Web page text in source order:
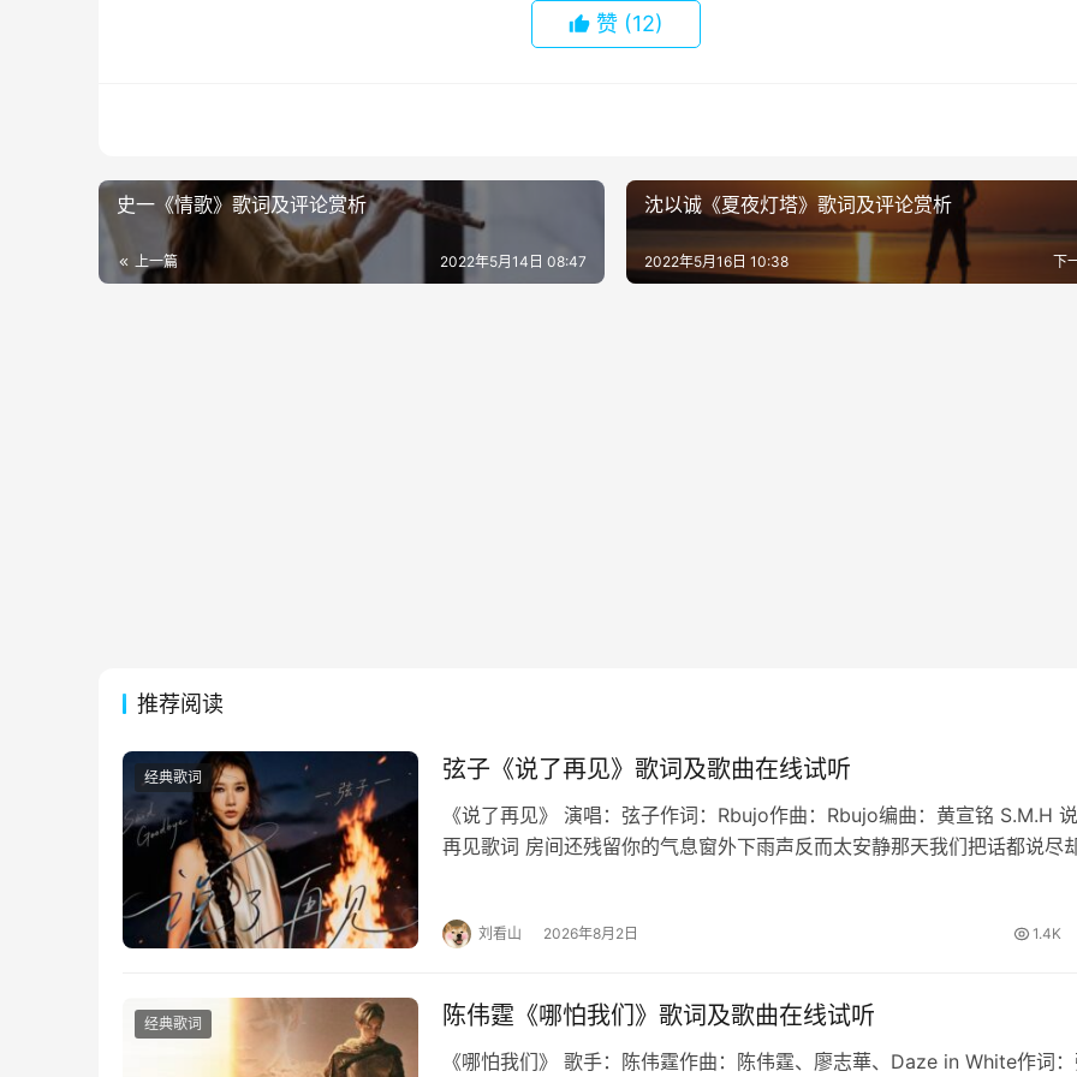
赞 (12)
史一《情歌》歌词及评论赏析
上一篇 2022年5月14日 08:47
沈以诚《夏夜灯塔》歌词及评论赏析
下
2022年5月16日 10:38
推荐阅读
经典歌词 弦子《说了再见》歌词及歌曲在线试听
《说了再见》 演唱：弦子作词：Rbujo作曲：Rbujo编曲：黄宣铭 S.M.H
再见歌词 房间还残留你的气息窗外下雨声反而太安静那天我们把话都说尽
刘看山 2026年8月2日 1.4K
经典歌词 陈伟霆《哪怕我们》歌词及歌曲在线试听
《哪怕我们》 歌手：陈伟霆作曲：陈伟霆、廖志華、Daze in White作词